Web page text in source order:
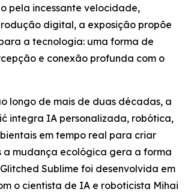
pela incessante velocidade,
digital, a exposição propõe
a tecnologia: uma forma de
e conexão profunda com o
longo de mais de duas décadas, a
integra IA personalizada, robótica,
em tempo real para criar
a mudança ecológica gera a forma
Sublime foi desenvolvida em
o cientista de IA e roboticista Mihai